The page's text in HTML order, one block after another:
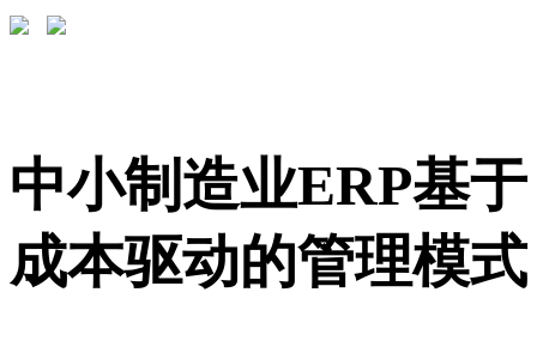
中小制造业ERP基于
成本驱动的管理模式